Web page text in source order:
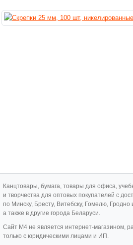
Канцтовары, бумага, товары для офиса,
и творчества для оптовых покупателей с
по Минску, Бресту, Витебску, Гомелю, Гродно
а также в другие города Беларуси.
Cайт M4 не является интернет-магазином,
только с юридическими лицами и ИП.